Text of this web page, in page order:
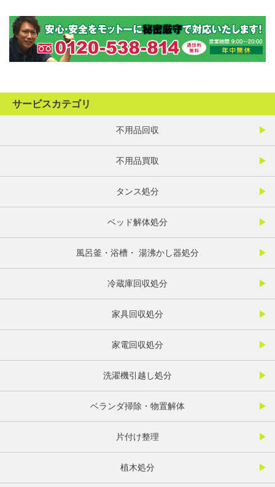
サービスカテゴリ
不用品回収
不用品買取
タンス処分
ベッド解体処分
風呂釜・浴槽・ 湯沸かし器処分
冷蔵庫回収処分
家具回収処分
家電回収処分
洗濯機引越し処分
ベランダ掃除・物置解体
片付け整理
植木処分